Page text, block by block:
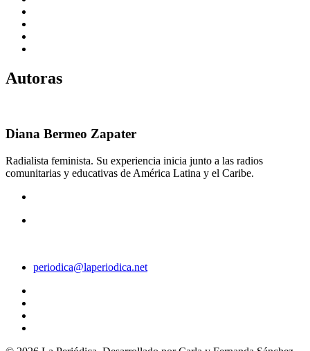
Autoras
Diana Bermeo Zapater
Radialista feminista. Su experiencia inicia junto a las radios
comunitarias y educativas de América Latina y el Caribe.
periodica@laperiodica.net